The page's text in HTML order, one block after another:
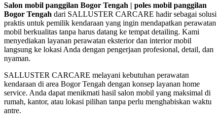
Salon mobil panggilan Bogor Tengah | poles mobil panggilan
Bogor Tengah dari SALLUSTER CARCARE hadir sebagai solusi
praktis untuk pemilik kendaraan yang ingin mendapatkan perawatan
mobil berkualitas tanpa harus datang ke tempat detailing. Kami
menyediakan layanan perawatan eksterior dan interior mobil
langsung ke lokasi Anda dengan pengerjaan profesional, detail, dan
nyaman.
SALLUSTER CARCARE melayani kebutuhan perawatan
kendaraan di area Bogor Tengah dengan konsep layanan home
service. Anda dapat menikmati hasil salon mobil yang maksimal di
rumah, kantor, atau lokasi pilihan tanpa perlu menghabiskan waktu
antre.